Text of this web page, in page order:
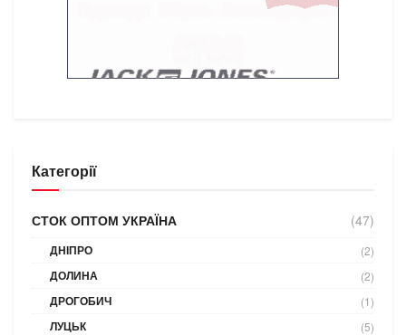
Категорії
СТОК ОПТОМ УКРАЇНА (47)
ДНІПРО (2)
ДОЛИНА (2)
ДРОГОБИЧ (1)
ЛУЦЬК (5)